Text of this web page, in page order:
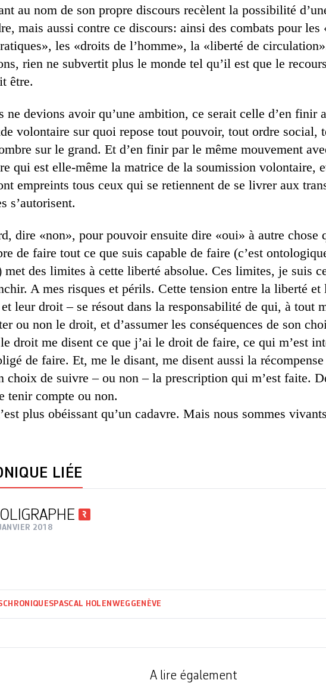
au nom de son propre discours recèlent la possibilité
mais aussi contre ce discours: ainsi des combats pour les
les «droits de l’homme», la «liberté de
rien ne subvertit plus le monde tel qu’il est que le
être.
ne devions avoir qu’une ambition, ce serait celle d’en finir
volontaire sur quoi repose tout pouvoir, tout ordre social,
sur le grand. Et d’en finir par le même mouvement
qui est elle-même la matrice de la soumission volontaire,
empreints tous ceux qui se retiennent de se livrer aux
s’autorisent.
dire «non», pour pouvoir ensuite dire «oui» à autre chose
de faire tout ce que suis capable de faire (c’est
met des limites à cette liberté absolue. Ces limites, je suis
A mes risques et périls. Cette tension entre la liberté
leur droit – se résout dans la responsabilité de qui, à tout
ou non le droit, et d’assumer les conséquences de son
droit me disent ce que j’ai le droit de faire, ce qui m’est
de faire. Et, me le disant, me disent aussi la
choix de suivre – ou non – la prescription qui m’est faite.
tenir compte ou non.
plus obéissant qu’un cadavre. Mais nous sommes
LIÉE
2018
CHRONIQUES PASCAL HOLENWEG GENÈVE
A lire également